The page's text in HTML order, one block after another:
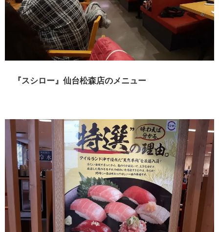
『スシロー』仙台松森店のメニュー